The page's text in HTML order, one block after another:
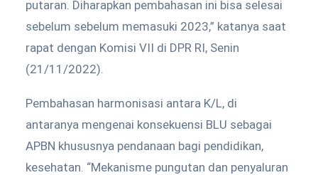
putaran. Diharapkan pembahasan ini bisa selesai
sebelum sebelum memasuki 2023,” katanya saat
rapat dengan Komisi VII di DPR RI, Senin
(21/11/2022).
Pembahasan harmonisasi antara K/L, di
antaranya mengenai konsekuensi BLU sebagai
APBN khususnya pendanaan bagi pendidikan,
kesehatan. “Mekanisme pungutan dan penyaluran